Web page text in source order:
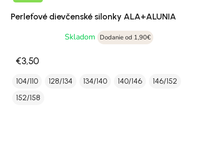
Perleťové dievčenské silonky ALA+ALUNIA
Skladom
Dodanie od 1,90€
€3,50
104/110 128/134 134/140 140/146
146/152
152/158